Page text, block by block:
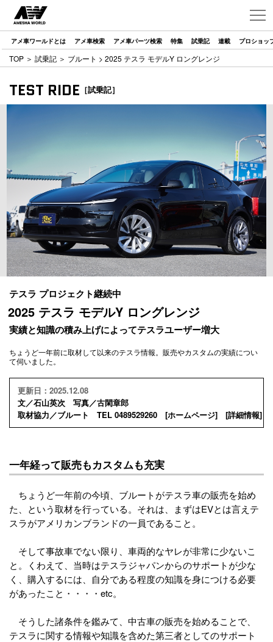
アメ車ワールドとは アメ車検索 アメ車パーツ検索 特集 試乗記 連載 プロショッ
TOP ＞ 試乗記 ＞ ブルート > 2025 テスラ モデルY ロングレンジ
TEST RIDE ［試乗記］
テスラ プロジェクト継続中
2025 テスラ モデルY ロングレンジ
実績と知識の積み上げによってテスラユーザー増大
ちょうど一年前に取材して以来のテスラ情報。販売やカスタムの実績につい
て伺いました。
更新日：2025.12.08
文／石山英次 写真／古閑章郎
取材協力／ブルート TEL 0489529260 [ホームページ] [詳細情報]
一年経って販売もカスタムも充実
ちょうど一年前の今頃、ブルートがテスラ車の販売を始め
た、という取材を行っている。それは、まずはEVとは言えテ
スラがアメリカンブランドの一員であること。
そして事故車でない限り、車両的なヤレが非常に少ないこ
と。くわえて、当時はテスラジャパンからのサポートが少な
く、購入するには、自分である程度の知識を身につける必要
があったこと・・・・etc。
そうした諸条件を鑑みて、中古車の販売を始めることで、
テスラに関する情報や知識を含めた第三者としてのサポート